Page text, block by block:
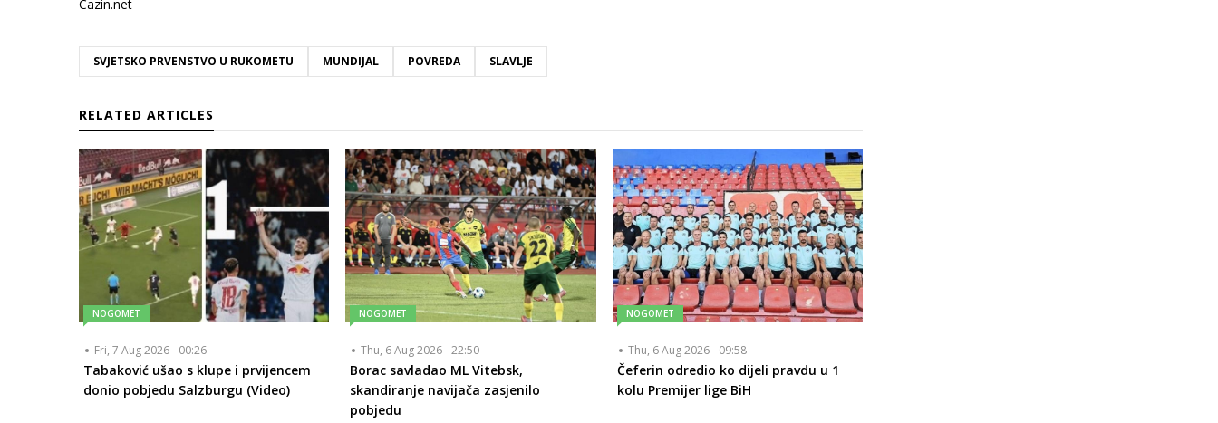
Cazin.net
SVJETSKO PRVENSTVO U RUKOMETU MUNDIJAL POVREDA SLAVLJE
RELATED ARTICLES
NOGOMET
Fri, 7 Aug 2026 - 00:26
Tabaković ušao s klupe i prvijencem
donio pobjedu Salzburgu (Video)
NOGOMET
Thu, 6 Aug 2026 - 22:50
Borac savladao ML Vitebsk,
skandiranje navijača zasjenilo
pobjedu
NOGOMET
Thu, 6 Aug 2026 - 09:58
Čeferin odredio ko dijeli pravdu u 1
kolu Premijer lige BiH